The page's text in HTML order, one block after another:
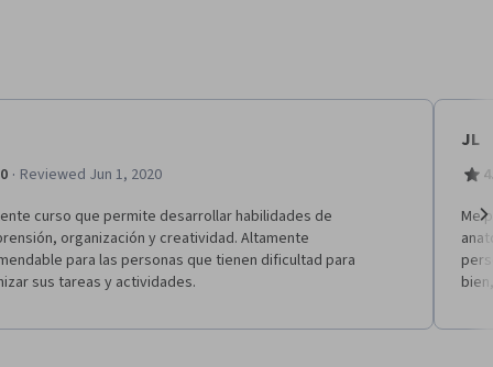
· Reviewed Jun 1, 2020
curso que permite desarrollar habilidades de
organización y creatividad. Altamente
para las personas que tienen dificultad para
sus tareas y actividades.
JL
Me